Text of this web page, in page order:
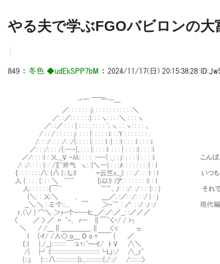
やる夫で学ぶFGOバビロンの大
849 ： 冬色 ◆udEkSPP7bM ： 2024/11/17(日) 20:15:38.28
'"￣ ￣`''ｰ-
／: : : : : : :j: : : : : : : : : : : :＼
／: :／: : : : : :|: : : ヽ: : : :＼ : : : ヽ
／: :／ : : : | : : : : : : : : ﾞ; ヽ : : ヽ: : : : 、
/ : : / : : : : : j: : : : |: : : : : l: : :Y : : : : : : : .
/: : :/: : : :/: :/{: : : : |: : : : l :|: : :l : : : :l : : : :i
／: : :/: : : /{:―-|､: : : |: : : : l: : : : | : : : :l : : : :l
／/: : : :l : 乂,,_V ‐从: : : :: :―-| ;_: : j: : : : :} : : : :l こんぱ
/: :/: : : : {: : /]{~斧气 ヽ: :|＼―| : : :ﾒ: : : : : : : :| : l
｛: : : : : : :八: {八 {:::しﾘ =云竺x,,_}: : : :/: : : l: : l いつも乙を
人 {: : : : {: : : ＼ `'''" ｛i以ﾘ )ア: : : : : : : :l: : l
人: : : : : :｛￣｀ `'''"．ﾉ: : :/: :/ : : :|: : } それでは今日
{＼: : 乂:＼ ､ ＿／: :／: :/: : :/ } : j
__＼:＼ : ミ:个::... ￣ ＞‐''" : ／: : :/ :ﾉ :/ 現代編を投
r､(∨ } ⌒＼ ＞ｧ‐个ｰ--‐ヒ__／:／:／__: :／／／
（ ／ > ／ 〃 `ｰ､ r― ∥￣`く-/ / )┐
＼ / /＿∥＿＿＿＿_.∥ .<ヾ っ
l {イ/ /人<> o＿ O o *￣￣ { ／
〔,l |./__j::::::::::￣::い::`ーイ/ ﾄ V ∧＼
/| |┘:{:::::::::::::::::::::::::::::::::└Lj::/ ∧__r"
{:::j |::::八:::::::::::::::{i;;,::::::::::::{:/::/ /::::::::〉